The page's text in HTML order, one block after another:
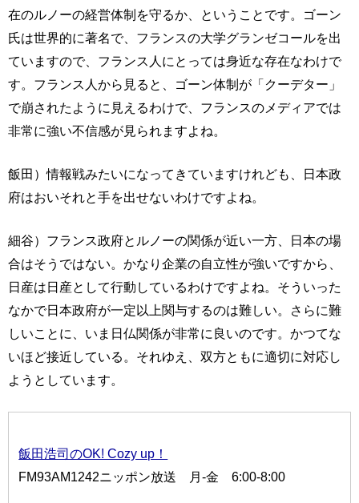
在のルノーの経営体制を守るか、ということです。ゴーン
氏は世界的に著名で、フランスの大学グランゼコールを出
ていますので、フランス人にとっては身近な存在なわけで
す。フランス人から見ると、ゴーン体制が「クーデター」
で崩されたように見えるわけで、フランスのメディアでは
非常に強い不信感が見られますよね。
飯田）情報戦みたいになってきていますけれども、日本政
府はおいそれと手を出せないわけですよね。
細谷）フランス政府とルノーの関係が近い一方、日本の場
合はそうではない。かなり企業の自立性が強いですから、
日産は日産として行動しているわけですよね。そういった
なかで日本政府が一定以上関与するのは難しい。さらに難
しいことに、いま日仏関係が非常に良いのです。かつてな
いほど接近している。それゆえ、双方ともに適切に対応し
ようとしています。
飯田浩司のOK! Cozy up！
FM93AM1242ニッポン放送 月-金 6:00-8:00